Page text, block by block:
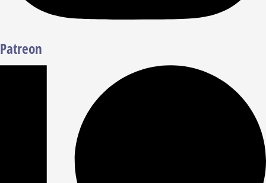
Patreon